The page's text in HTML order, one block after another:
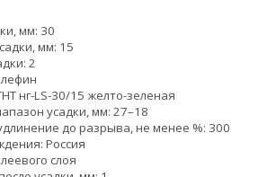
мм: 30
мм: 15
2
нг-LS-30/15 желто-зеленая
усадки, мм: 27–18
до разрыва, не менее %: 300
Россия
слоя